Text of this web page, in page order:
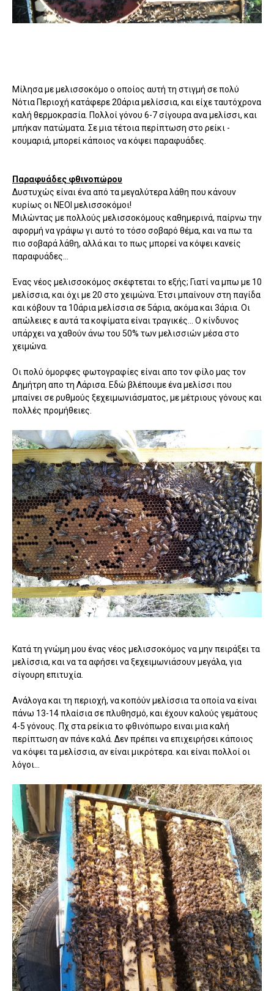
Μίλησα με μελισσοκόμο ο οποίος αυτή τη στιγμή σε πολύ
Νότια Περιοχή κατάφερε 20άρια μελίσσια, και είχε ταυτόχρονα
καλή θερμοκρασία. Πολλοί γόνου 6-7 σίγουρα ανα μελίσσι, και
μπήκαν πατώματα. Σε μια τέτοια περίπτωση στο ρείκι -
κουμαριά, μπορεί κάποιος να κόψει παραφυάδες.
Παραφυάδες φθινοπώρου
Δυστυχώς είναι ένα από τα μεγαλύτερα λάθη που κάνουν
κυρίως οι ΝΕΟΙ μελισσοκόμοι!
Μιλώντας με πολλούς μελισσοκόμους καθημερινά, παίρνω την
αφορμή να γράψω γι αυτό το τόσο σοβαρό θέμα, και να πω τα
πιο σοβαρά λάθη, αλλά και το πως μπορεί να κόψει κανείς
παραφυάδες...
Ένας νέος μελισσοκόμος σκέφτεται το εξής; Γιατί να μπω με 10
μελίσσια, και όχι με 20 στο χειμώνα. Έτσι μπαίνουν στη παγίδα
και κόβουν τα 10άρια μελίσσια σε 5άρια, ακόμα και 3άρια. Οι
απώλειες ε αυτά τα κοψίματα είναι τραγικές... Ο κίνδυνος
υπάρχει να χαθούν άνω του 50% των μελισσιών μέσα στο
χειμώνα.
Οι πολύ όμορφες φωτογραφίες είναι απο τον φίλο μας τον
Δημήτρη απο τη Λάρισα. Εδώ βλέπουμε ένα μελίσσι που
μπαίνει σε ρυθμούς ξεχειμωνιάσματος, με μέτριους γόνους και
πολλές προμήθειες.
Κατά τη γνώμη μου ένας νέος μελισσοκόμος να μην πειράξει τα
μελίσσια, και να τα αφήσει να ξεχειμωνιάσουν μεγάλα, για
σίγουρη επιτυχία.
Ανάλογα και τη περιοχή, να κοπόύν μελίσσια τα οποία να είναι
πάνω 13-14 πλαίσια σε πλυθησμό, και έχουν καλούς γεμάτους
4-5 γόνους. Πχ στα ρείκια το φθινόπωρο ειναι μια καλή
περίπτωση αν πάνε καλά. Δεν πρέπει να επιχειρήσει κάποιος
να κόψει τα μελίσσια, αν είναι μικρότερα. και είναι πολλοί οι
λόγοι...